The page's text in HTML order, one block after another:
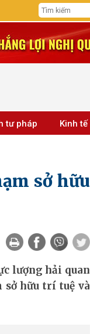
tư pháp Kinh tế
sở hữu
lượng hải quan
sở hữu trí tuệ và